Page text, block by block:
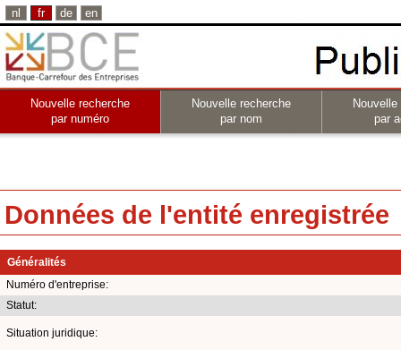
nl fr de en
Nouvelle recherche
par numéro
Nouvelle recherche
par nom
par
Données de l'entité enregistrée
Généralités
Numéro d'entreprise:
Statut:
Situation juridique: